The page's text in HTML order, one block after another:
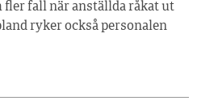
fler fall när anställda råkat ut
ryker också personalen